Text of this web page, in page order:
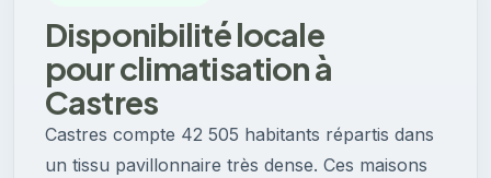
Disponibilité locale
pour climatisation à
Castres
Castres compte 42 505 habitants répartis dans
un tissu pavillonnaire très dense. Ces maisons